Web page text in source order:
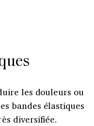
les douleurs ou
bandes élastiques
diversifiée.